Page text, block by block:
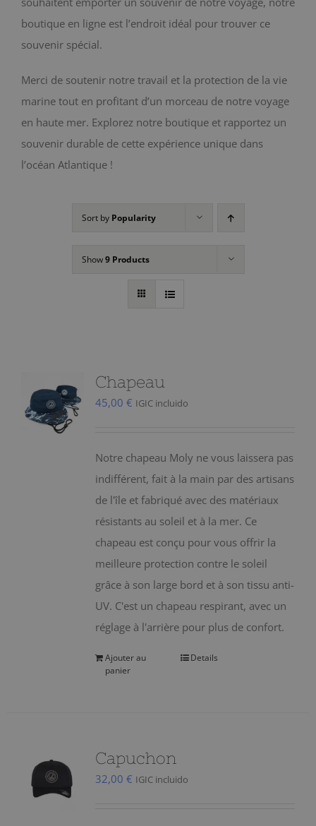
boutique en ligne est l’endroit idéal pour trouver ce
souvenir spécial.
Merci de soutenir notre travail et la protection de la vie
marine tout en profitant d’un morceau de notre voyage
en haute mer. Explorez notre boutique et rapportez un
souvenir durable de cette expérience unique dans
l’océan Atlantique !
Sort by Popularity
Show9 Products
Chapeau
45,00 € IGIC incluido
Notre chapeau Moly ne vous laissera pas
indifférent, fait à la main par des artisans
de l'île et fabriqué avec des matériaux
résistants au soleil et à la mer. Ce
chapeau est conçu pour vous offrir la
meilleure protection contre le soleil
grâce à son large bord et à son tissu anti-
UV. C'est un chapeau respirant, avec un
réglage à l'arrière pour plus de confort.
Ajouter au
panier
Details
Capuchon
32,00 € IGIC incluido